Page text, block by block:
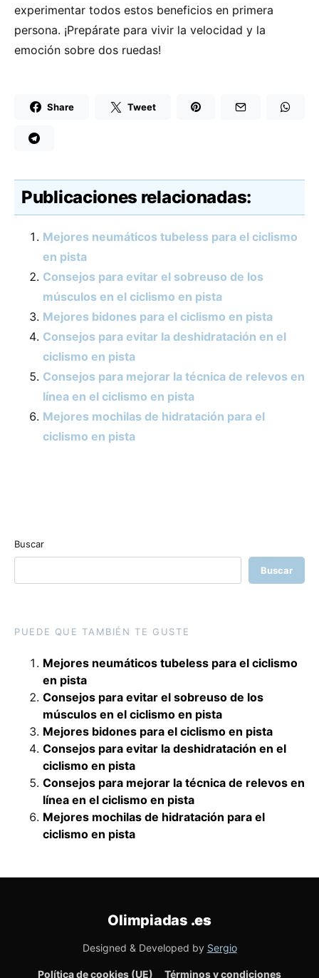
experimentar todos estos beneficios en primera
persona. ¡Prepárate para vivir la velocidad y la
emoción sobre dos ruedas!
Share Tweet
Publicaciones relacionadas:
Mejores neumáticos tubeless para el ciclismo
en pista
Consejos para evitar el sobreuso de los
músculos en el ciclismo en pista
Mejores bidones para el ciclismo en pista
Consejos para evitar la deshidratación en el
ciclismo en pista
Consejos para mejorar la técnica de relevos en
línea en el ciclismo en pista
Mejores mochilas de hidratación para el
ciclismo en pista
Buscar
Buscar
PUEDE QUE TAMBIÉN TE GUSTE
Mejores neumáticos tubeless para el ciclismo
en pista
Consejos para evitar el sobreuso de los
músculos en el ciclismo en pista
Mejores bidones para el ciclismo en pista
Consejos para evitar la deshidratación en el
ciclismo en pista
Consejos para mejorar la técnica de relevos en
línea en el ciclismo en pista
Mejores mochilas de hidratación para el
ciclismo en pista
Política de cookies (UE) Términos y condiciones
Olimpiadas .es
Designed & Developed by Sergio